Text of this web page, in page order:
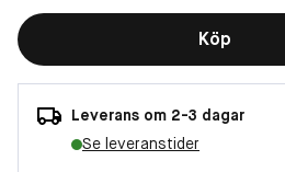
Köp
Leverans om 2-3 dagar
Se leveranstider